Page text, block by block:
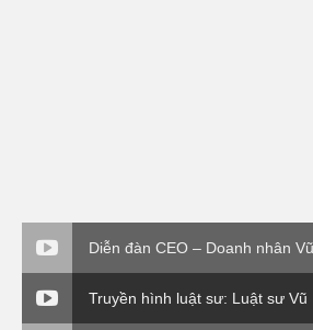
Diễn đàn CEO – Doanh nhân
4
Truyền hình luật sư: Luật sư Vũ
tư 176 Bộ Tài Chính